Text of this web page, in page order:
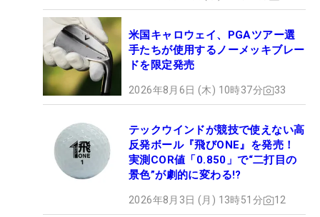
米国キャロウェイ、PGAツアー選
手たちが使用するノーメッキブレー
ドを限定発売
2026年8月6日 (木) 10時37分 33
テックウインドが競技で使えない高
反発ボール『飛びONE』を発売！
実測COR値「0.850」で“二打目の
景色”が劇的に変わる!?
2026年8月3日 (月) 13時51分 12